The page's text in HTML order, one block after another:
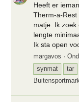
Heeft er
Therm-a-Rest
matje. Ik zoek
lengte
Ik sta open
margavos
synmat
tar